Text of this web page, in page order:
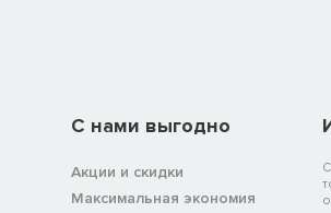
C нами выгодно
Акции и скидки
Максимальная экономия